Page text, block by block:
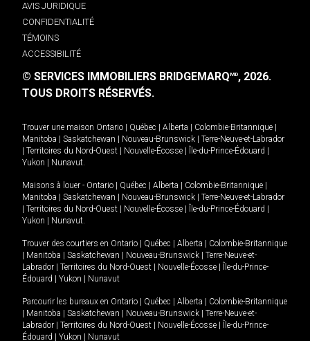
AVIS JURIDIQUE
CONFIDENTIALITÉ
TÉMOINS
ACCESSIBILITÉ
© SERVICES IMMOBILIERS BRIDGEMARQMD, 2026.
TOUS DROITS RÉSERVÉS.
Trouver une maison Ontario Québec Alberta Colombie-Britannique
Manitoba
Saskatchewan Nouveau-Brunswick
Terre-Neuve-et-Labrador
Territoires du Nord-Ouest Nouvelle-Écosse Île-du-Prince-Édouard
Yukon
Nunavut.
Maisons à louer - Ontario Québec Alberta Colombie-Britannique
Manitoba
Saskatchewan Nouveau-Brunswick
Terre-Neuve-et-Labrador
Territoires du Nord-Ouest Nouvelle-Écosse Île-du-Prince-Édouard
Yukon
Nunavut.
Trouver des courtiers en Ontario Québec Alberta
Colombie-Britannique
Manitoba Saskatchewan Nouveau-Brunswick
Terre-Neuve-et-
Labrador
Territoires du Nord-Ouest Nouvelle-Écosse
Île-du-Prince-
Édouard
Yukon Nunavut
Parcourir les bureaux en Ontario Québec Alberta
Colombie-Britannique
Manitoba Saskatchewan Nouveau-Brunswick
Terre-Neuve-et-
Labrador
Territoires du Nord-Ouest Nouvelle-Écosse
Île-du-Prince-
Édouard
Yukon Nunavut